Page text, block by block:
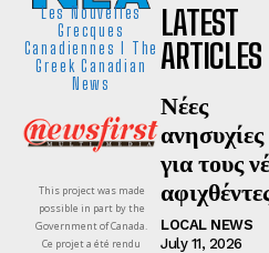
Les Nouvelles
Grecques
Canadiennes I The
Greek Canadian
News
This project was made
possible in part by the
Government of Canada.
Ce projet a été rendu
LATEST
ARTICLES
Νέες
ανησυχίες
για τους
LOCAL NEWS
July 11, 2026